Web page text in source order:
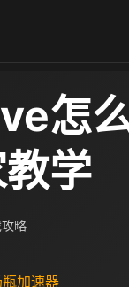
怎
学
略
加速器